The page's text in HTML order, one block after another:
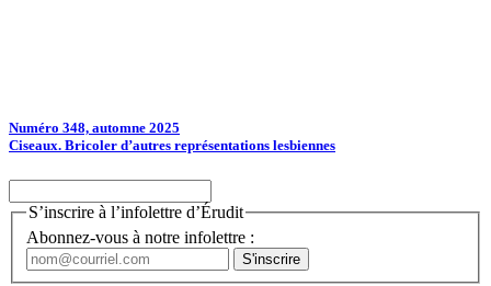
Numéro 348, automne 2025
Ciseaux. Bricoler d’autres représentations lesbiennes
S’inscrire à l’infolettre d’Érudit
Abonnez-vous à notre infolettre :